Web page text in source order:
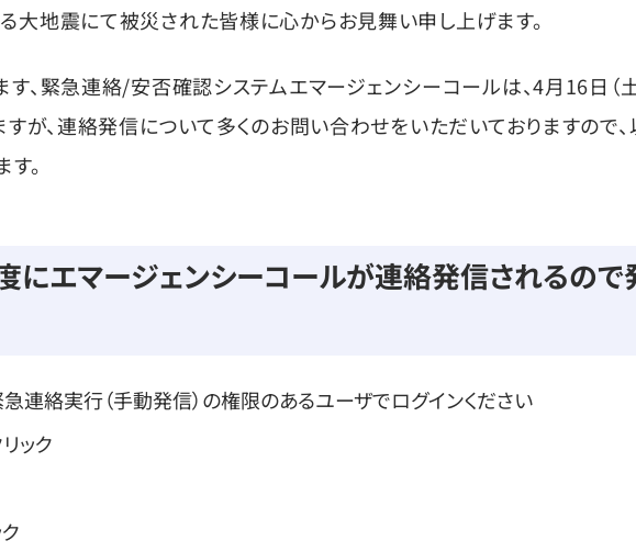
大地震にて被災された皆様に心からお見舞い申し上げます。
、緊急連絡/安否確認システムエマージェンシーコールは、4月16日（土
が、連絡発信について多くのお問い合わせをいただいておりますので
。
にエマージェンシーコールが連絡発信されるので
連絡実行（手動発信）の権限のあるユーザでログインください
ック